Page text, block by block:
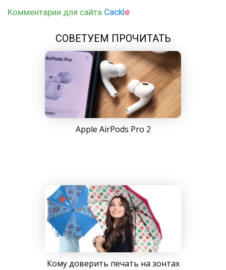
Комментарии для сайта Cackle
СОВЕТУЕМ ПРОЧИТАТЬ
Apple AirPods Pro 2
Кому доверить печать на зонтах